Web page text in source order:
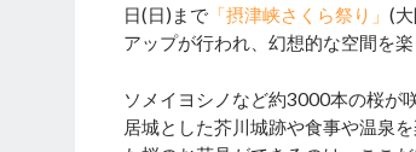
日(日)まで 「摂津峡さくら祭り」 (
アップが行われ、幻想的な空間を楽
ソメイヨシノなど約3000本の桜が
居城とした芥川城跡や食事や温泉